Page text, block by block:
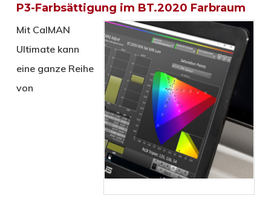
P3-Farbsättigung im BT.2020 Farbraum
Mit CalMAN
Ultimate kann
eine ganze Reihe
von